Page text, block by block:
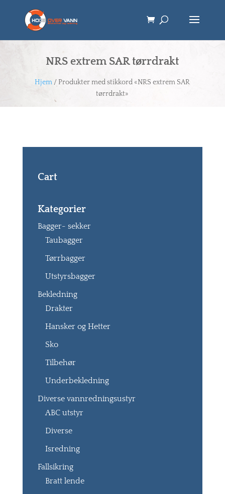
NRS extrem SAR tørrdrakt
Hjem / Produkter med stikkord «NRS extrem SAR
tørrdrakt»
Cart
Kategorier
Bagger- sekker
Taubagger
Tørrbagger
Utstyrsbagger
Bekledning
Drakter
Hansker og Hetter
Sko
Tilbehør
Underbekledning
Diverse vannredningsustyr
ABC utstyr
Diverse
Isredning
Fallsikring
Bratt lende